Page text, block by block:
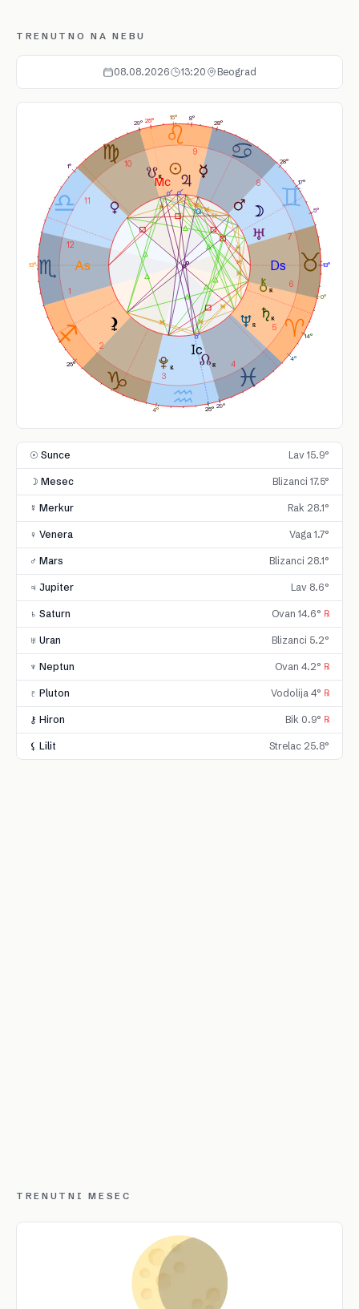
TRENUTNO NA NEBU
08.08.2026 13:20 Beograd
1
2
3
4
5
6
7
8
9
10
11
12
15°
17°
28°
1°
28°
8°
14°
5°
4°
4°
29°
0°
13°
25°
13°
25°
25°
29°
☉ Sunce Lav 15.9°
☽ Mesec Blizanci 17.5°
☿ Merkur Rak 28.1°
♀ Venera Vaga 1.7°
♂ Mars Blizanci 28.1°
♃ Jupiter Lav 8.6°
♄ Saturn Ovan 14.6° ℞
♅ Uran Blizanci 5.2°
♆ Neptun Ovan 4.2° ℞
♇ Pluton Vodolija 4° ℞
⚷ Hiron Bik 0.9° ℞
⚸ Lilit Strelac 25.8°
TRENUTNI MESEC